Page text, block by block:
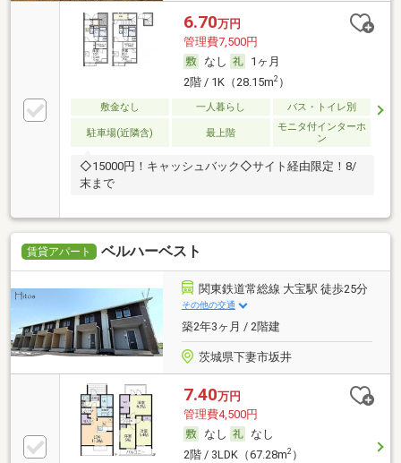
6.70万円
管理費7,500円
なし
1ヶ月
2階 / 1K（28.15m2）
敷金なし 一人暮らし バス・トイレ別
駐車場(近隣含) 最上階
モニタ付インターホ
ン
◇15000円！キャッシュバック◇サイト経由限定！8/
末まで
賃貸アパート ベルハーベスト
関東鉄道常総線 大宝駅 徒歩25分
その他の交通
築2年3ヶ月 / 2階建
茨城県下妻市坂井
7.40万円
管理費4,500円
なし
なし
2階 / 3LDK（67.28m2）